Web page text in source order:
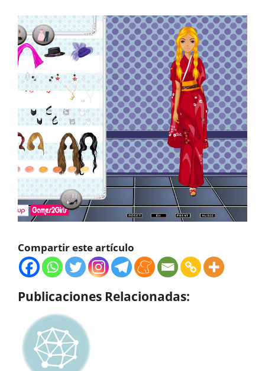
Compartir este artículo
Publicaciones Relacionadas: